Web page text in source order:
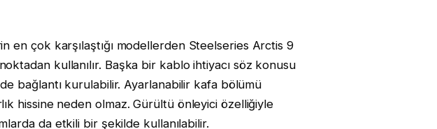
en çok karşılaştığı modellerden Steelseries Arctis 9
kullanılır. Başka bir kablo ihtiyacı söz konusu
bağlantı kurulabilir. Ayarlanabilir kafa bölümü
hissine neden olmaz. Gürültü önleyici özelliğiyle
da etkili bir şekilde kullanılabilir.